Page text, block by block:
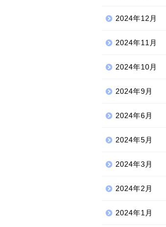
2024年12月
2024年11月
2024年10月
2024年9月
2024年6月
2024年5月
2024年3月
2024年2月
2024年1月